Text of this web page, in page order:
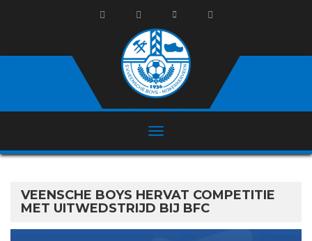
VEENSCHE BOYS HERVAT COMPETITIE
MET UITWEDSTRIJD BIJ BFC